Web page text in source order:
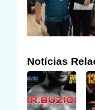
Notícias